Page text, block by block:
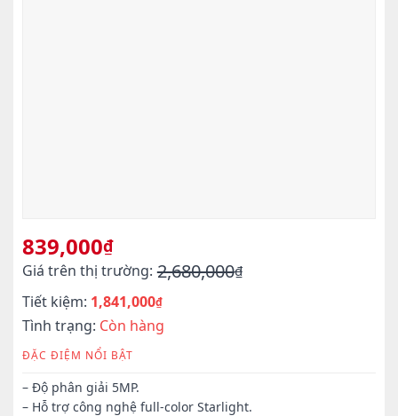
2,680,000₫
gốc
là:
2,680,000₫.
839,000₫
hiện
tại
là:
839,000₫.
Giá trên thị trường:
Tiết kiệm: 1,841,000₫
Tình trạng: Còn hàng
ĐẶC ĐIỆM NỔI BẬT
– Độ phân giải 5MP.
– Hỗ trợ công nghệ full-color Starlight.